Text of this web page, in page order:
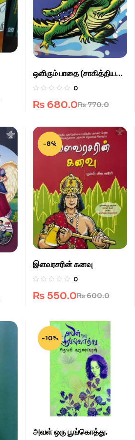
ஒளிரும் பாதை (சாகித்திய
அகாடெமி)
0
₨770.0
₨ 680.0
-8%
இளவரசரின் கனவு
0
₨600.0
₨ 550.0
-10%
அவள் ஒரு பூங்கொத்து.